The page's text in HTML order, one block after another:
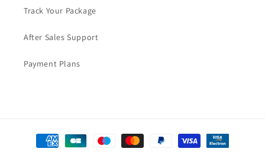
Track Your Package
After Sales Support
Payment Plans
Formas